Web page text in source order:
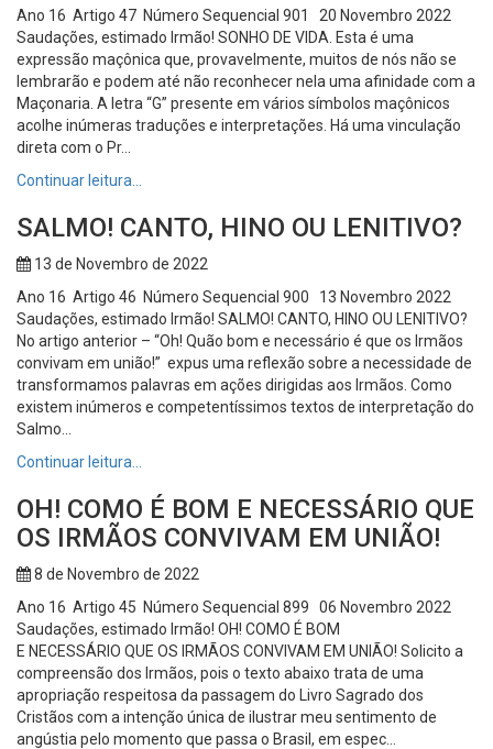
Ano 16 Artigo 47 Número Sequencial 901 20 Novembro 2022
Saudações, estimado Irmão! SONHO DE VIDA. Esta é uma
expressão maçônica que, provavelmente, muitos de nós não se
lembrarão e podem até não reconhecer nela uma afinidade com a
Maçonaria. A letra “G” presente em vários símbolos maçônicos
acolhe inúmeras traduções e interpretações. Há uma vinculação
direta com o Pr...
Continuar leitura…
SALMO! CANTO, HINO OU LENITIVO?
13 de Novembro de 2022
Ano 16 Artigo 46 Número Sequencial 900 13 Novembro 2022
Saudações, estimado Irmão! SALMO! CANTO, HINO OU LENITIVO?
No artigo anterior – “Oh! Quão bom e necessário é que os Irmãos
convivam em união!” expus uma reflexão sobre a necessidade de
transformamos palavras em ações dirigidas aos Irmãos. Como
existem inúmeros e competentíssimos textos de interpretação do
Salmo...
Continuar leitura…
OH! COMO É BOM E NECESSÁRIO QUE
OS IRMÃOS CONVIVAM EM UNIÃO!
8 de Novembro de 2022
Ano 16 Artigo 45 Número Sequencial 899 06 Novembro 2022
Saudações, estimado Irmão! OH! COMO É BOM
E NECESSÁRIO QUE OS IRMÃOS CONVIVAM EM UNIÃO! Solicito a
compreensão dos Irmãos, pois o texto abaixo trata de uma
apropriação respeitosa da passagem do Livro Sagrado dos
Cristãos com a intenção única de ilustrar meu sentimento de
angústia pelo momento que passa o Brasil, em espec...